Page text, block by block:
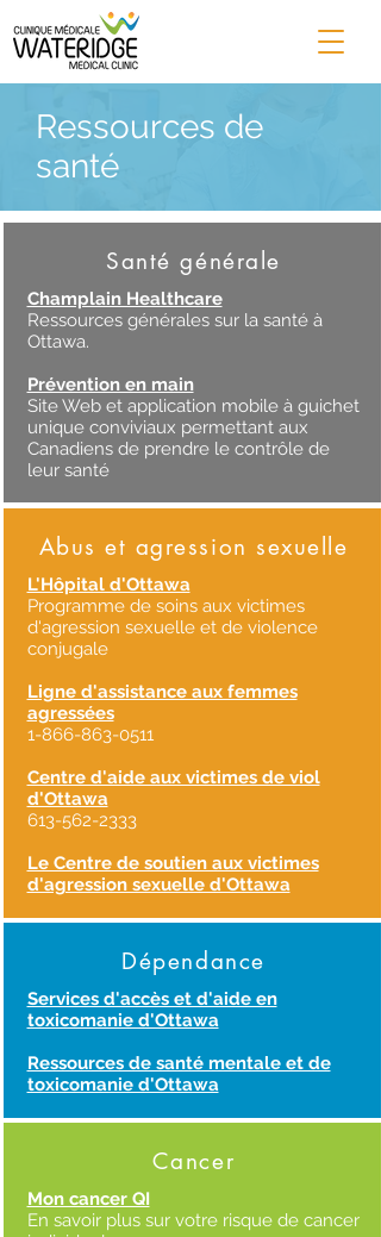
Ressources de
santé
Santé générale
Champlain Healthcare
Ressources générales sur la santé à
Ottawa.
Prévention en main
Site Web et application mobile à guichet
unique conviviaux permettant aux
Canadiens de prendre le contrôle de
leur santé
Abus et agression sexuelle
L'Hôpital d'Ottawa
Programme de soins aux victimes
d'agression sexuelle et de violence
conjugale
Ligne d'assistance aux femmes
agressées
1-866-863-0511
Centre d'aide aux victimes de viol
d'Ottawa
613-562-2333
Le Centre de soutien aux victimes
d'agression sexuelle d'Ottawa
Dépendance
Services d'accès et d'aide en
toxicomanie d'Ottawa
Ressources de santé mentale et de
toxicomanie d'Ottawa
Cancer
Mon cancer QI
En savoir plus sur votre risque de cancer